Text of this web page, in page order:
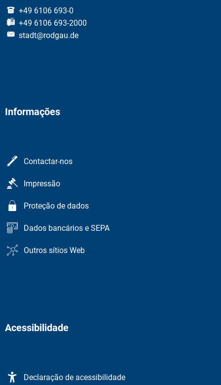
+49 6106 693-0
+49 6106 693-2000
stadt@rodgau.de
Informações
Contactar-nos
Impressão
Proteção de dados
Dados bancários e SEPA
Outros sítios Web
Acessibilidade
Declaração de acessibilidade